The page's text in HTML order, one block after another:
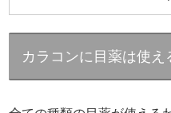
カラコンに目薬は使え